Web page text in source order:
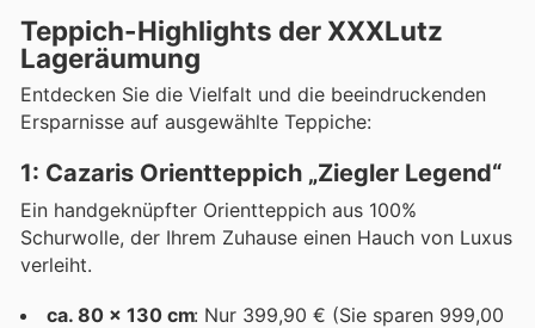
Teppich-Highlights der XXXLutz
Lageräumung
Entdecken Sie die Vielfalt und die beeindruckenden
Ersparnisse auf ausgewählte Teppiche:
1: Cazaris Orientteppich „Ziegler Legend“
Ein handgeknüpfter Orientteppich aus 100%
Schurwolle, der Ihrem Zuhause einen Hauch von Luxus
verleiht.
ca. 80 x 130 cm: Nur 399,90 € (Sie sparen 999,00